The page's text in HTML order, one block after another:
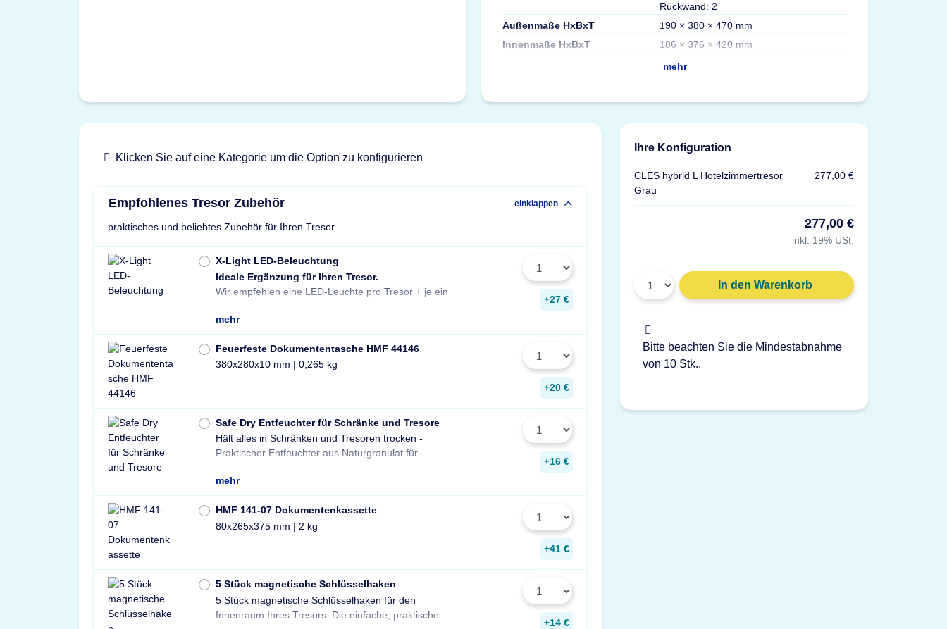
Rückwand: 2
Außenmaße HxBxT
190 × 380 × 470 mm
Innenmaße HxBxT
186 × 376 × 420 mm
mehr
Klicken Sie auf eine Kategorie um die Option zu konfigurieren
Empfohlenes Tresor Zubehör einklappen
praktisches und beliebtes Zubehör für Ihren Tresor
X-Light LED-Beleuchtung
Ideale Ergänzung für Ihren Tresor.
Wir empfehlen eine LED-Leuchte pro Tresor + je ein
Stück zusätzlich pro Fachboden.
Maße: 14x190x31 mm
Gewicht: 91 g
Material: Kunststoff, grau
mehr
+27 €
Feuerfeste Dokumententasche HMF 44146
380x280x10 mm | 0,265 kg
+20 €
Safe Dry Entfeuchter für Schränke und Tresore
Hält alles in Schränken und Tresoren trocken -
Praktischer Entfeuchter aus Naturgranulat für
Tresore und Schränke gegen Rost, Schimmel und
mehr
+16 €
HMF 141-07 Dokumentenkassette
80x265x375 mm | 2 kg
+41 €
5 Stück magnetische Schlüsselhaken
5 Stück magnetische Schlüsselhaken für den
Innenraum Ihres Tresors. Die einfache, praktische
und sichere Lösung zur Aufbewahrung von
Schlüsseln in Ihrem Tresor
+14 €
Ihre Konfiguration
CLES hybrid L Hotelzimmertresor
Grau
277,00 €
277,00 €
inkl. 19% USt.
In den Warenkorb
x
Bitte beachten Sie die Mindestabnahme
von 10 Stk..